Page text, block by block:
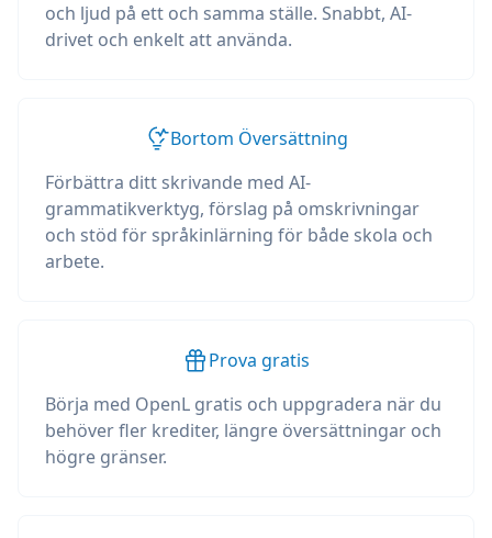
och ljud på ett och samma ställe. Snabbt, AI-
drivet och enkelt att använda.
Bortom Översättning
Förbättra ditt skrivande med AI-
grammatikverktyg, förslag på omskrivningar
och stöd för språkinlärning för både skola och
arbete.
Prova gratis
Börja med OpenL gratis och uppgradera när du
behöver fler krediter, längre översättningar och
högre gränser.